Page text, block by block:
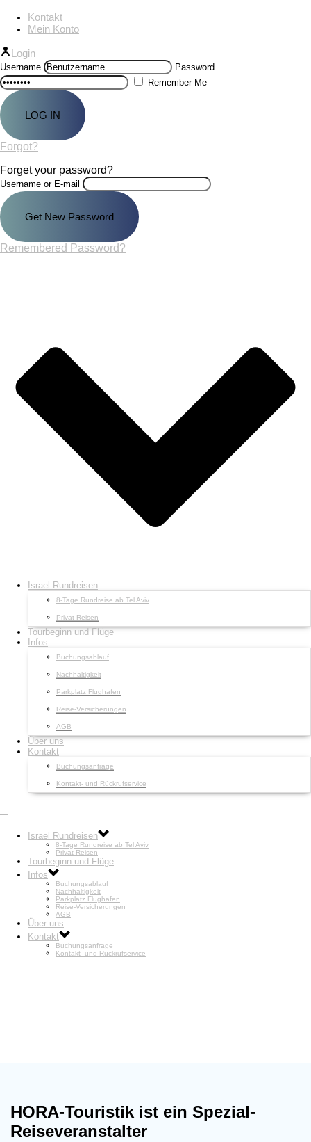
Kontakt
Mein Konto
Login
Username
Password
Remember Me
Forgot?
Forget your password?
Username or E-mail
Remembered Password?
Israel Rundreisen
8-Tage Rundreise ab Tel Aviv
Privat-Reisen
Tourbeginn und Flüge
Infos
Buchungsablauf
Nachhaltigkeit
Parkplatz Flughafen
Reise-Versicherungen
AGB
Über uns
Kontakt
Buchungsanfrage
Kontakt- und Rückrufservice
Israel Rundreisen
8-Tage Rundreise ab Tel Aviv
Privat-Reisen
Tourbeginn und Flüge
Infos
Buchungsablauf
Nachhaltigkeit
Parkplatz Flughafen
Reise-Versicherungen
AGB
Über uns
Kontakt
Buchungsanfrage
Kontakt- und Rückrufservice
HORA-Touristik ist ein Spezial-
Reiseveranstalter